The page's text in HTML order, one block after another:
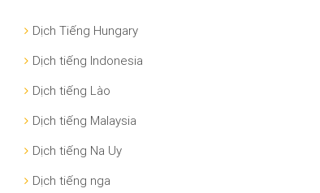
Dịch Tiếng Hungary
Dịch tiếng Indonesia
Dịch tiếng Lào
Dịch tiếng Malaysia
Dịch tiếng Na Uy
Dịch tiếng nga